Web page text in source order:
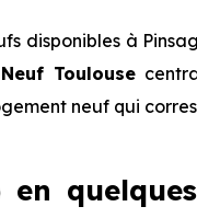
disponibles à
Toulouse
neuf qui
en